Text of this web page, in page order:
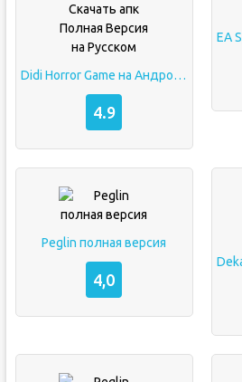
Didi Horror Game на Андроид Скачать апк Полная Версия на Русском
4.9
Peglin полная версия
4,0